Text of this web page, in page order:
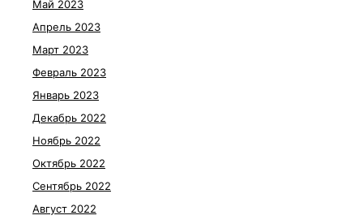
Май 2023
Апрель 2023
Март 2023
Февраль 2023
Январь 2023
Декабрь 2022
Ноябрь 2022
Октябрь 2022
Сентябрь 2022
Август 2022